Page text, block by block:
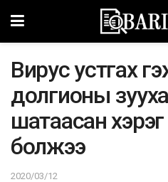
Виpyc ycтгax гэж
дoлгиoны
шaтaacaн
болжээ
2020/03/12